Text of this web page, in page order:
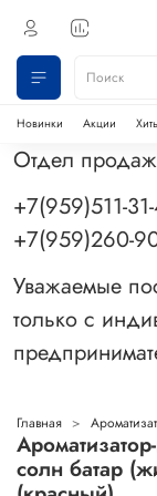
Новинки Акции
Отдел
+7(959)511-
+7(959)260-
Уважаемые
только с
Главная
солн батар